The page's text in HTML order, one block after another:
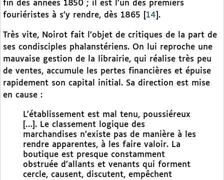
fin des années 1850 ; il est l’un des premiers
fouriéristes à s’y rendre, dès 1865
14 .
Très vite, Noirot fait l’objet de critiques de la part de
ses condisciples phalanstériens. On lui reproche une
mauvaise gestion de la librairie, qui réalise très peu
de ventes, accumule les pertes financières et épuise
rapidement son capital initial. Sa direction est mise
en cause :
L’établissement est mal tenu, poussiéreux
[…]. Le classement logique des
marchandises n’existe pas de manière à les
rendre apparentes, à les faire valoir. La
boutique est presque constamment
obstruée d’allants et venants qui forment
cercle, causent, discutent, empêchent